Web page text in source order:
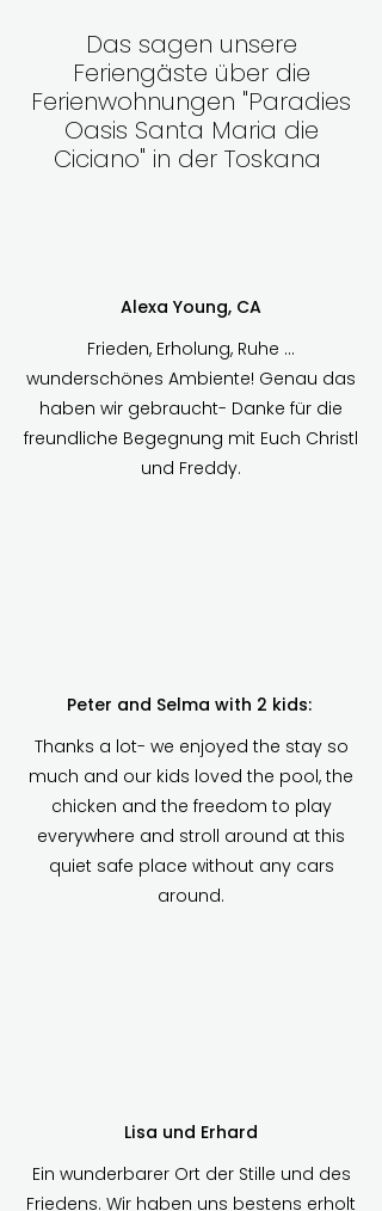
Das sagen unsere
Feriengäste über die
Ferienwohnungen "Paradies
Oasis Santa Maria die
Ciciano" in der Toskana
Alexa Young, CA
Frieden, Erholung, Ruhe …
wunderschönes Ambiente! Genau das
haben wir gebraucht- Danke für die
freundliche Begegnung mit Euch Christl
und Freddy.
Peter and Selma with 2 kids:
Thanks a lot- we enjoyed the stay so
much and our kids loved the pool, the
chicken and the freedom to play
everywhere and stroll around at this
quiet safe place without any cars
around.
Lisa und Erhard
Ein wunderbarer Ort der Stille und des
Friedens. Wir haben uns bestens erholt